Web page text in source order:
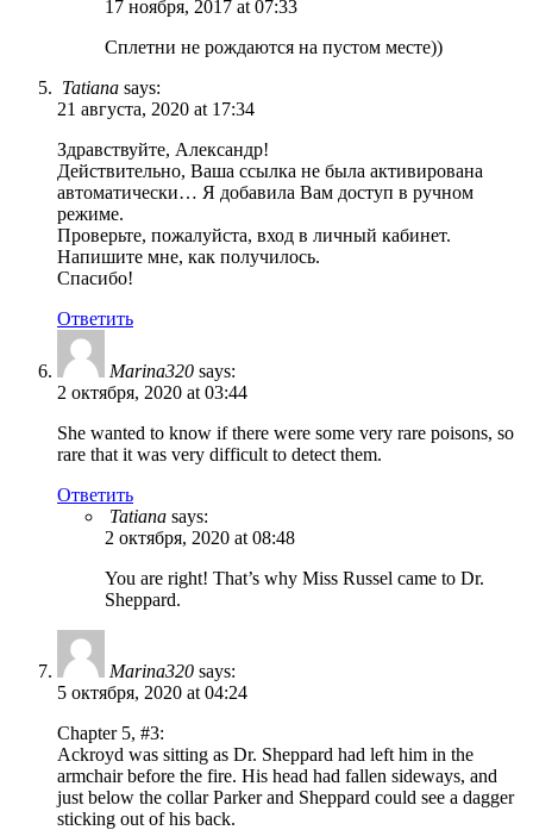
17 ноября, 2017 at 07:33
Сплетни не рождаются на пустом месте))
Tatiana says:
21 августа, 2020 at 17:34
Здравствуйте, Александр!
Действительно, Ваша ссылка не была активирована
автоматически… Я добавила Вам доступ в ручном
режиме.
Проверьте, пожалуйста, вход в личный кабинет.
Напишите мне, как получилось.
Спасибо!
Ответить
Marina320 says:
2 октября, 2020 at 03:44
She wanted to know if there were some very rare poisons, so
rare that it was very difficult to detect them.
Ответить
Tatiana says:
2 октября, 2020 at 08:48
You are right! That’s why Miss Russel came to Dr.
Sheppard.
Marina320 says:
5 октября, 2020 at 04:24
Chapter 5, #3:
Ackroyd was sitting as Dr. Sheppard had left him in the
armchair before the fire. His head had fallen sideways, and
just below the collar Parker and Sheppard could see a dagger
sticking out of his back.